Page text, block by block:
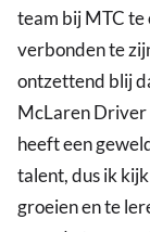
team bij MTC
verbonden te
ontzettend blij
McLaren
heeft een
talent, dus ik
groeien en te